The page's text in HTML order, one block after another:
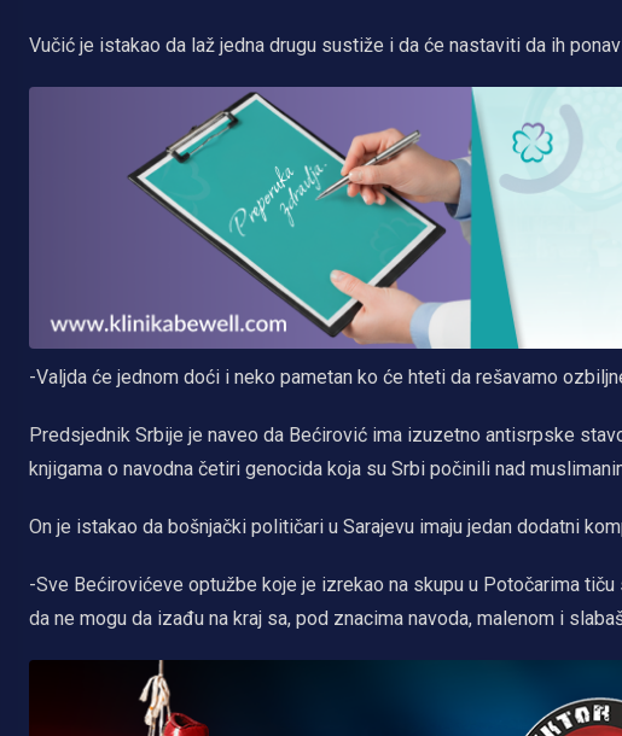
Vučić je istakao da laž jedna drugu sustiže i da će nastaviti da ih
-Valjda će jednom doći i neko pametan ko će hteti da rešavamo
Predsjednik Srbije je naveo da Bećirović ima izuzetno antisrpske
knjigama o navodna četiri genocida koja su Srbi počinili nad
On je istakao da bošnjački političari u Sarajevu imaju jedan dodatni
-Sve Bećirovićeve optužbe koje je izrekao na skupu u Potočarima
da ne mogu da izađu na kraj sa, pod znacima navoda, malenom i